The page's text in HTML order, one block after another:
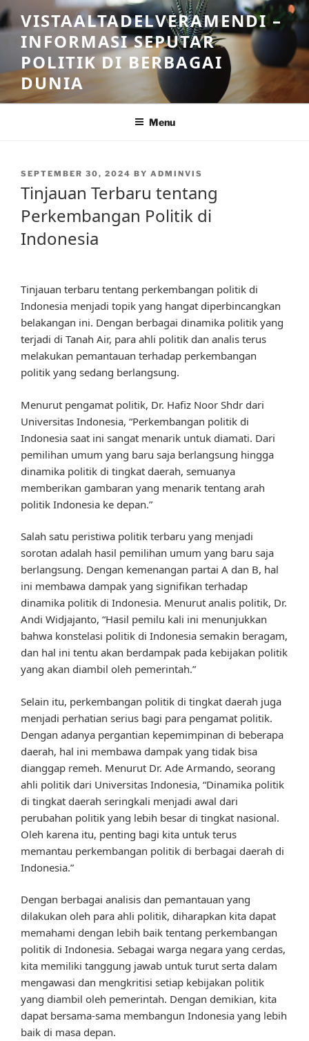
Skip
to
content
VISTAALTADELVERAMENDI –
INFORMASI SEPUTAR
POLITIK DI BERBAGAI
DUNIA
Menu
POSTED
ON
SEPTEMBER 30, 2024 BY ADMINVIS
Tinjauan Terbaru tentang
Perkembangan Politik di
Indonesia
Tinjauan terbaru tentang perkembangan politik di
Indonesia menjadi topik yang hangat diperbincangkan
belakangan ini. Dengan berbagai dinamika politik yang
terjadi di Tanah Air, para ahli politik dan analis terus
melakukan pemantauan terhadap perkembangan
politik yang sedang berlangsung.
Menurut pengamat politik, Dr. Hafiz Noor Shdr dari
Universitas Indonesia, “Perkembangan politik di
Indonesia saat ini sangat menarik untuk diamati. Dari
pemilihan umum yang baru saja berlangsung hingga
dinamika politik di tingkat daerah, semuanya
memberikan gambaran yang menarik tentang arah
politik Indonesia ke depan.”
Salah satu peristiwa politik terbaru yang menjadi
sorotan adalah hasil pemilihan umum yang baru saja
berlangsung. Dengan kemenangan partai A dan B, hal
ini membawa dampak yang signifikan terhadap
dinamika politik di Indonesia. Menurut analis politik, Dr.
Andi Widjajanto, “Hasil pemilu kali ini menunjukkan
bahwa konstelasi politik di Indonesia semakin beragam,
dan hal ini tentu akan berdampak pada kebijakan politik
yang akan diambil oleh pemerintah.”
Selain itu, perkembangan politik di tingkat daerah juga
menjadi perhatian serius bagi para pengamat politik.
Dengan adanya pergantian kepemimpinan di beberapa
daerah, hal ini membawa dampak yang tidak bisa
dianggap remeh. Menurut Dr. Ade Armando, seorang
ahli politik dari Universitas Indonesia, “Dinamika politik
di tingkat daerah seringkali menjadi awal dari
perubahan politik yang lebih besar di tingkat nasional.
Oleh karena itu, penting bagi kita untuk terus
memantau perkembangan politik di berbagai daerah di
Indonesia.”
Dengan berbagai analisis dan pemantauan yang
dilakukan oleh para ahli politik, diharapkan kita dapat
memahami dengan lebih baik tentang perkembangan
politik di Indonesia. Sebagai warga negara yang cerdas,
kita memiliki tanggung jawab untuk turut serta dalam
mengawasi dan mengkritisi setiap kebijakan politik
yang diambil oleh pemerintah. Dengan demikian, kita
dapat bersama-sama membangun Indonesia yang lebih
baik di masa depan.